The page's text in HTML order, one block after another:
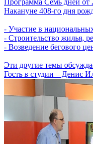
Программа Семь дней от
Накануне 408-го дня
- Участие в
- Строительство жилья,
- Возведение бегового
Эти другие темы
Гость в студии – Денис